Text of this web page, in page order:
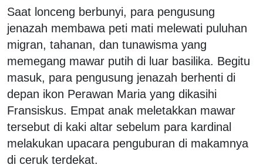
Saat lonceng berbunyi, para pengusung
jenazah membawa peti mati melewati puluhan
migran, tahanan, dan tunawisma yang
memegang mawar putih di luar basilika. Begitu
masuk, para pengusung jenazah berhenti di
depan ikon Perawan Maria yang dikasihi
Fransiskus. Empat anak meletakkan mawar
tersebut di kaki altar sebelum para kardinal
melakukan upacara penguburan di makamnya
di ceruk terdekat.